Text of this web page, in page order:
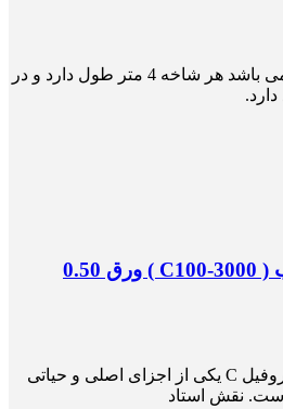
فروش بر اساس هر شاخه می باشد هر شاخه 4 متر طول دارد و در
استاد C100 سقف کاذب یا پروفیل C یکی از اجزای اصلی و حیاتی
نقش استاد